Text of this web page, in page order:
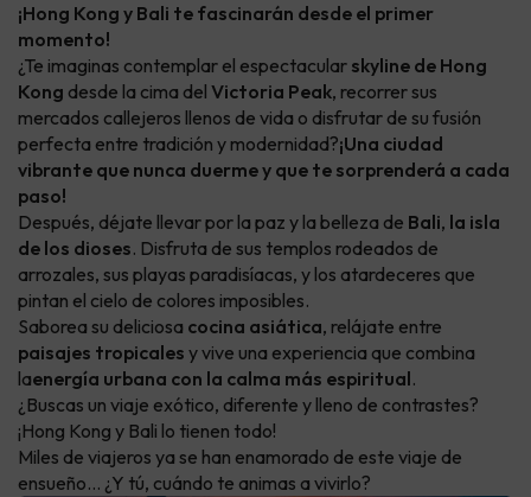
¡Hong Kong y Bali te fascinarán desde el primer
momento!
¿Te imaginas contemplar el espectacular skyline de Hong
Kong desde la cima del Victoria Peak, recorrer sus
mercados callejeros llenos de vida o disfrutar de su fusión
perfecta entre tradición y modernidad?¡Una ciudad
vibrante que nunca duerme y que te sorprenderá a cada
paso!
Después, déjate llevar por la paz y la belleza de Bali, la isla
de los dioses. Disfruta de sus templos rodeados de
arrozales, sus playas paradisíacas, y los atardeceres que
pintan el cielo de colores imposibles.
Saborea su deliciosa cocina asiática, relájate entre
paisajes tropicales y vive una experiencia que combina
laenergía urbana con la calma más espiritual.
¿Buscas un viaje exótico, diferente y lleno de contrastes?
¡Hong Kong y Bali lo tienen todo!
Miles de viajeros ya se han enamorado de este viaje de
ensueño… ¿Y tú, cuándo te animas a vivirlo?